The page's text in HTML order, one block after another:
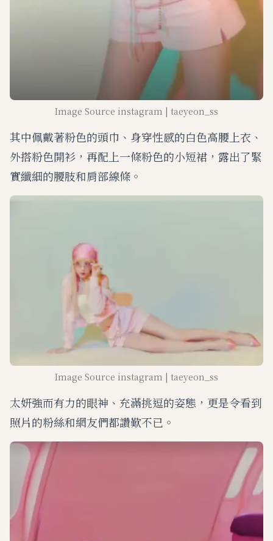
Image Source instagram | taeyeon_ss
其中佩戴著粉色的頭巾、身穿性感的白色高腰上衣、
外搭粉色開衫，再配上一條粉色的小短裙，露出了緊
實纖細的腰肢和肩部線條。
Image Source instagram | taeyeon_ss
太妍強而有力的眼神、充滿挑逗的姿態，更是令看到
照片的粉絲和網友們都讚歎不已。